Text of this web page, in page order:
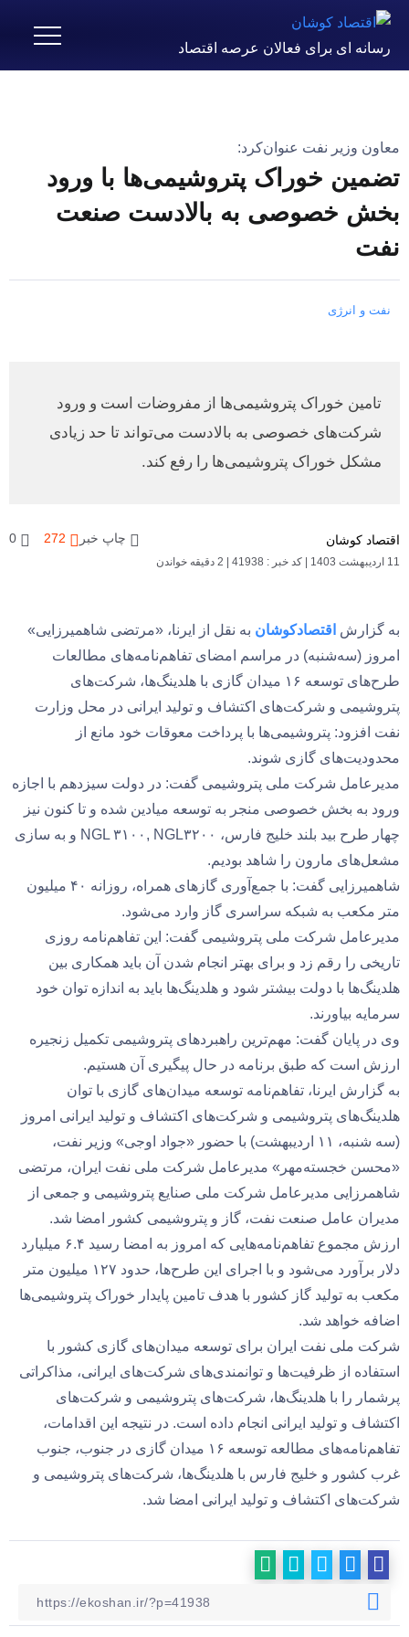
رسانه ای برای فعالان عرصه اقتصاد
معاون وزیر نفت عنوان‌کرد:
تضمین خوراک پتروشیمی‌ها با ورود
بخش خصوصی به بالادست صنعت
نفت
نفت و انرژی
تامین خوراک پتروشیمی‌ها از مفروضات است و ورود
شرکت‌های خصوصی به بالادست می‌تواند تا حد زیادی
مشکل خوراک پتروشیمی‌ها را رفع کند.
اقتصاد کوشان
11 اردیبهشت 1403 | کد خبر : 41938 | 2 دقیقه خواندن
چاپ خبر 272
0
به گزارش اقتصادکوشان به نقل از ایرنا، «مرتضی شاهمیرزایی»
امروز (سه‌شنبه) در مراسم امضای تفاهم‌نامه‌های مطالعات
طرح‌های توسعه ۱۶ میدان گازی با هلدینگ‌ها، شرکت‌های
پتروشیمی و شرکت‌های اکتشاف و تولید ایرانی در محل وزارت
نفت افزود: پتروشیمی‌ها با پرداخت معوقات خود مانع از
محدودیت‌های گازی شوند.
مدیرعامل شرکت ملی پتروشیمی گفت: در دولت سیزدهم با اجازه
ورود به بخش خصوصی منجر به توسعه میادین شده و تا کنون نیز
چهار طرح بید بلند خلیج فارس، NGL ۳۱۰۰, NGL۳۲۰۰ و به سازی
مشعل‌های مارون را شاهد بودیم.
شاهمیرزایی گفت: با جمع‌آوری گازهای همراه، روزانه ۴۰ میلیون
متر مکعب به شبکه سراسری گاز وارد می‌شود.
مدیرعامل شرکت ملی پتروشیمی گفت: این تفاهم‌نامه روزی
تاریخی را رقم زد و برای بهتر انجام شدن آن باید همکاری بین
هلدینگ‌ها با دولت بیشتر شود و هلدینگ‌ها باید به اندازه توان خود
سرمایه بیاورند.
وی در پایان گفت: مهم‌ترین راهبردهای پتروشیمی تکمیل زنجیره
ارزش است که طبق برنامه در حال پیگیری آن هستیم.
به گزارش ایرنا، تفاهم‌نامه توسعه میدان‌های گازی با توان
هلدینگ‌های پتروشیمی و شرکت‌های اکتشاف و تولید ایرانی امروز
(سه شنبه، ۱۱ اردیبهشت) با حضور «جواد اوجی» وزیر نفت،
«محسن خجسته‌مهر» مدیرعامل شرکت ملی نفت ایران، مرتضی
شاهمرزایی مدیرعامل شرکت ملی صنایع پتروشیمی و جمعی از
مدیران عامل صنعت نفت، گاز و پتروشیمی کشور امضا شد.
ارزش مجموع تفاهم‌نامه‌هایی که امروز به امضا رسید ۶.۴ میلیارد
دلار برآورد می‌شود و با اجرای این طرح‌ها، حدود ۱۲۷ میلیون متر
مکعب به تولید گاز کشور با هدف تامین پایدار خوراک پتروشیمی‌ها
اضافه خواهد شد.
شرکت ملی نفت ایران برای توسعه میدان‌های گازی کشور با
استفاده از ظرفیت‌ها و توانمندی‌های شرکت‌های ایرانی، مذاکراتی
پرشمار را با هلدینگ‌ها، شرکت‌های پتروشیمی و شرکت‌های
اکتشاف و تولید ایرانی انجام داده است. در نتیجه این اقدامات،
تفاهم‌نامه‌های مطالعه توسعه ۱۶ میدان گازی در جنوب، جنوب
غرب کشور و خلیج فارس با هلدینگ‌ها، شرکت‌های پتروشیمی و
شرکت‌های اکتشاف و تولید ایرانی امضا شد.